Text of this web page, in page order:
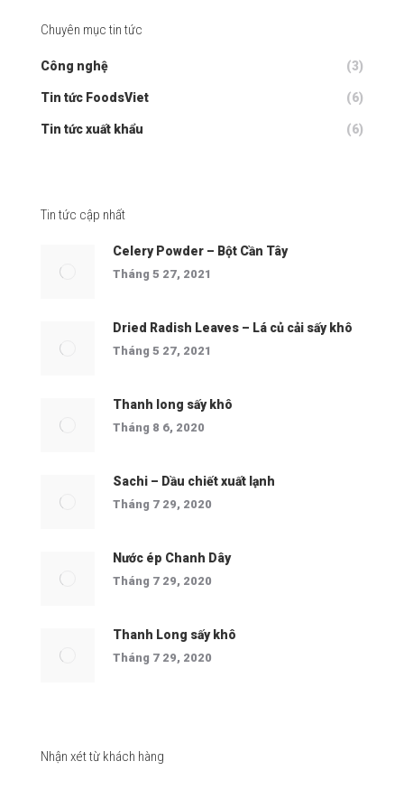
Chuyên mục tin tức
Công nghệ (3)
Tin tức FoodsViet (6)
Tin tức xuất khẩu (6)
Tin tức cập nhất
Celery Powder – Bột Cần Tây
Tháng 5 27, 2021
Dried Radish Leaves – Lá củ cải sấy khô
Tháng 5 27, 2021
Thanh long sấy khô
Tháng 8 6, 2020
Sachi – Dầu chiết xuất lạnh
Tháng 7 29, 2020
Nước ép Chanh Dây
Tháng 7 29, 2020
Thanh Long sấy khô
Tháng 7 29, 2020
Nhận xét từ khách hàng